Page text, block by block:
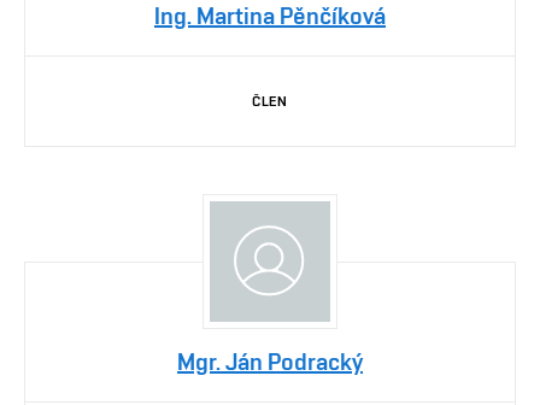
Ing. Martina Pěnčíková
ČLEN
Mgr. Ján Podracký